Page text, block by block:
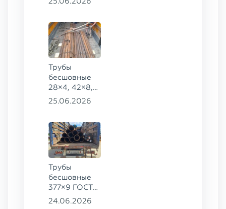
09Г2С
Трубы
бесшовные
28×4, 42×8,
73×14,
20
25.06.2026
Трубы
бесшовные
377×9 ГОСТ
8732-78, ст.
24.06.2026